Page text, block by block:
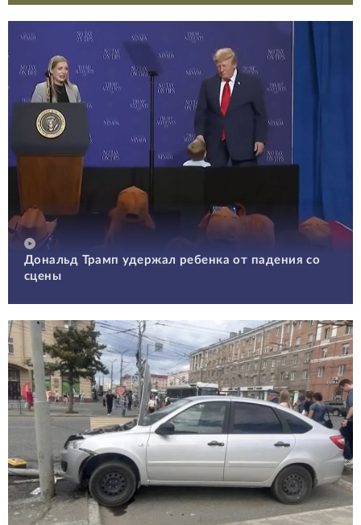
Дональд Трамп удержал ребенка от падения со
сцены